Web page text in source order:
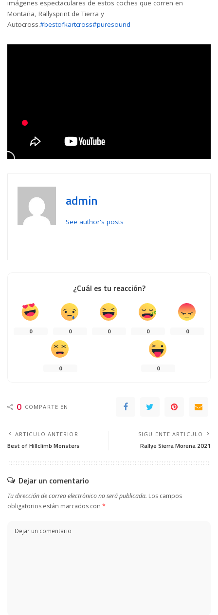
imágenes espectaculares de estos coches que corren en
Montaña, Rallysprint de Tierra y
Autocross.#bestofkartcross#puresound
admin
See author's posts
¿Cuál es tu reacción?
0 0 0 0 0
0 0
0 COMPARTE EN
ARTICULO ANTERIOR
Best of Hillclimb Monsters
SIGUIENTE ARTICULO
Rallye Sierra Morena 2021
Dejar un comentario
Tu dirección de correo electrónico no será publicada. Los campos
obligatorios están marcados con *